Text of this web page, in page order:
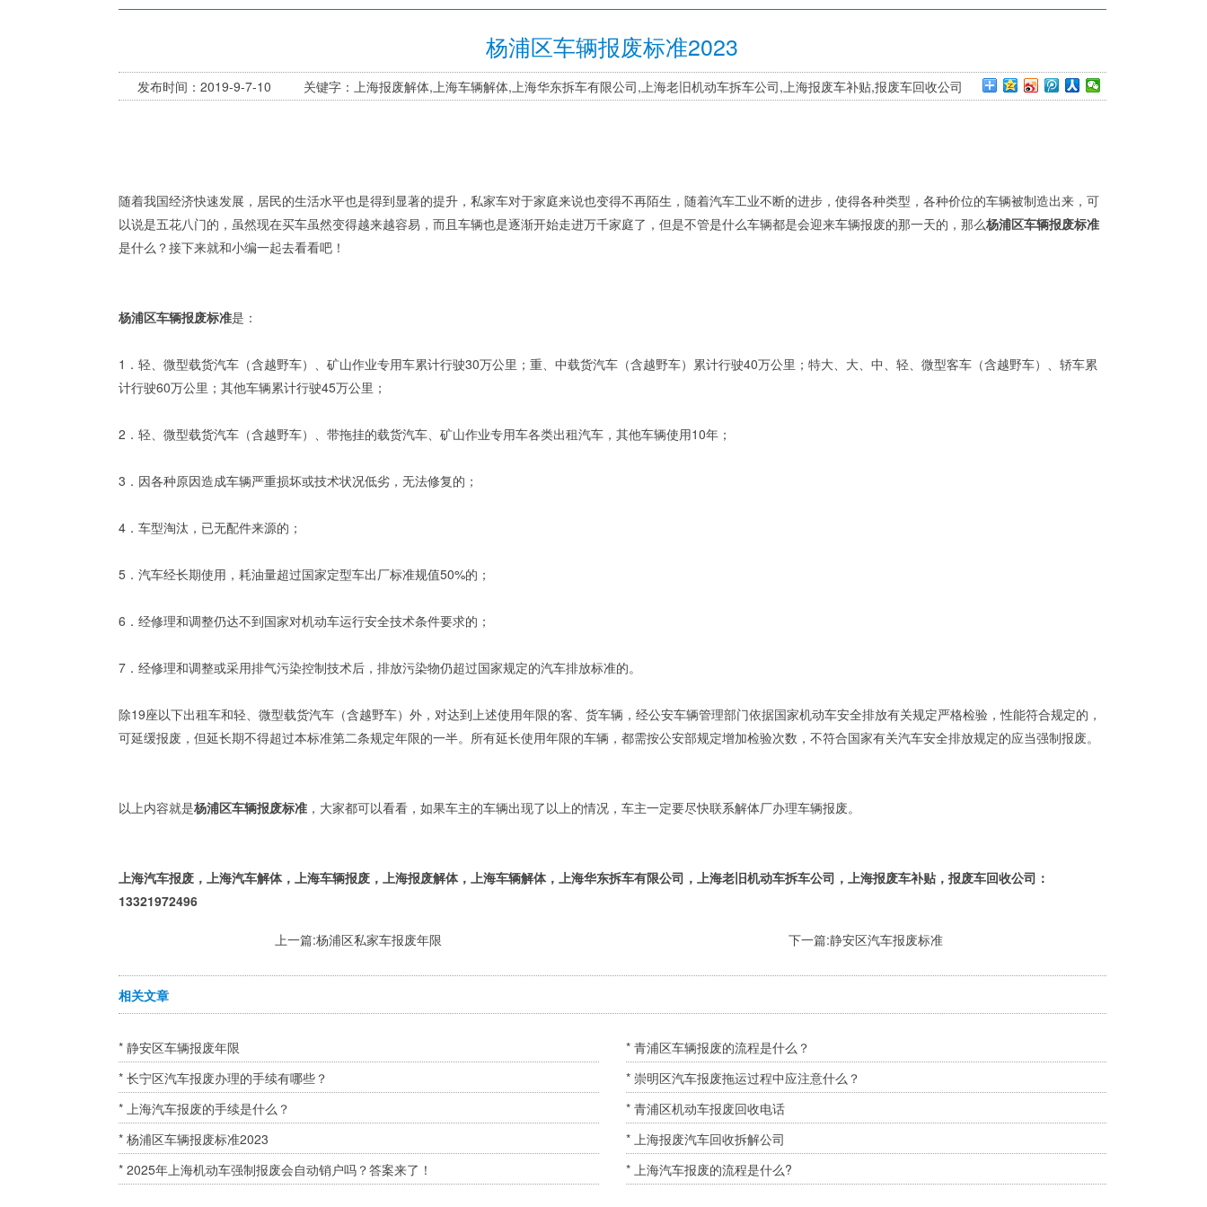
杨浦区车辆报废标准2023
发布时间：2019-9-7-10 关键字：上海报废解体,上海车辆解体,上海华东拆车有限公司,上海老旧机动车拆车公司,上海报废车补贴,报废车回收公司
随着我国经济快速发展，居民的生活水平也是得到显著的提升，私家车对于家庭来说也变得不再陌生，随着汽车工业不断的进步，使得各种类型，各种价位的车辆被制造出来，可
以说是五花八门的，虽然现在买车虽然变得越来越容易，而且车辆也是逐渐开始走进万千家庭了，但是不管是什么车辆都是会迎来车辆报废的那一天的，那么杨浦区车辆报废标准
是什么？接下来就和小编一起去看看吧！
杨浦区车辆报废标准是：
1．轻、微型载货汽车（含越野车）、矿山作业专用车累计行驶30万公里；重、中载货汽车（含越野车）累计行驶40万公里；特大、大、中、轻、微型客车（含越野车）、轿车累
计行驶60万公里；其他车辆累计行驶45万公里；
2．轻、微型载货汽车（含越野车）、带拖挂的载货汽车、矿山作业专用车各类出租汽车，其他车辆使用10年；
3．因各种原因造成车辆严重损坏或技术状况低劣，无法修复的；
4．车型淘汰，已无配件来源的；
5．汽车经长期使用，耗油量超过国家定型车出厂标准规值50%的；
6．经修理和调整仍达不到国家对机动车运行安全技术条件要求的；
7．经修理和调整或采用排气污染控制技术后，排放污染物仍超过国家规定的汽车排放标准的。
除19座以下出租车和轻、微型载货汽车（含越野车）外，对达到上述使用年限的客、货车辆，经公安车辆管理部门依据国家机动车安全排放有关规定严格检验，性能符合规定的，
可延缓报废，但延长期不得超过本标准第二条规定年限的一半。所有延长使用年限的车辆，都需按公安部规定增加检验次数，不符合国家有关汽车安全排放规定的应当强制报废。
以上内容就是杨浦区车辆报废标准，大家都可以看看，如果车主的车辆出现了以上的情况，车主一定要尽快联系解体厂办理车辆报废。
上海汽车报废，上海汽车解体，上海车辆报废，上海报废解体，上海车辆解体，上海华东拆车有限公司，上海老旧机动车拆车公司，上海报废车补贴，报废车回收公司：
13321972496
上一篇:杨浦区私家车报废年限 下一篇:静安区汽车报废标准
相关文章
* 静安区车辆报废年限
* 青浦区车辆报废的流程是什么？
* 长宁区汽车报废办理的手续有哪些？
* 崇明区汽车报废拖运过程中应注意什么？
* 上海汽车报废的手续是什么？
* 青浦区机动车报废回收电话
* 杨浦区车辆报废标准2023
* 上海报废汽车回收拆解公司
* 2025年上海机动车强制报废会自动销户吗？答案来了！
* 上海汽车报废的流程是什么?